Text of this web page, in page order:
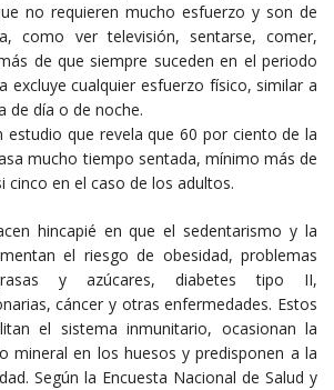
no requieren mucho esfuerzo y son de
como ver televisión, sentarse, comer,
de que siempre suceden en el periodo
excluye cualquier esfuerzo físico, similar a
de día o de noche.
estudio que revela que 60 por ciento de la
mucho tiempo sentada, mínimo más de
cinco en el caso de los adultos.
hincapié en que el sedentarismo y la
el riesgo de obesidad, problemas
y azúcares, diabetes tipo II,
cáncer y otras enfermedades. Estos
el sistema inmunitario, ocasionan la
mineral en los huesos y predisponen a la
Según la Encuesta Nacional de Salud y